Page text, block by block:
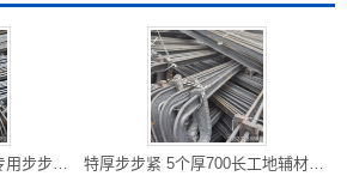
步步紧 5个厚800长建筑专用步步紧 四川筠连库房现货 可专车到场 特厚步步紧 5个厚700长工地辅材步步紧 重庆武隆厂家供应 专线物